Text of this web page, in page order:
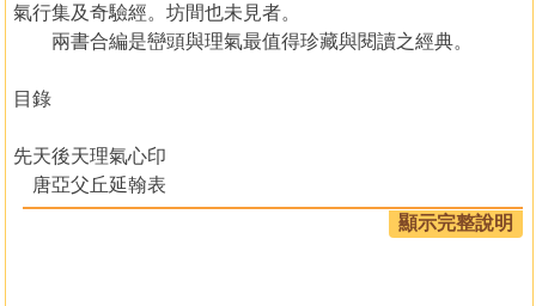
氣行集及奇驗經。坊間也未見者。
兩書合編是巒頭與理氣最值得珍藏與閱讀之經典。
目錄
先天後天理氣心印
唐亞父丘延翰表
宋國師吳景鷥表
顯示完整說明